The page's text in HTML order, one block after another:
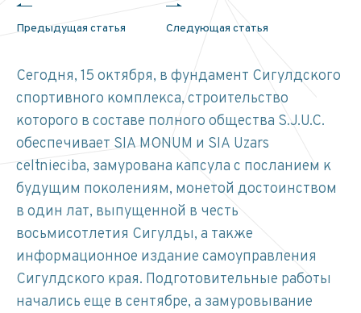
Предыдущая статья Следующая статья
Сегодня, 15 октября, в фундамент Сигулдского
спортивного комплекса, строительство
которого в составе полного общества S.J.U.C.
обеспечивает SIA MONUM и SIA Uzars
celtnieciba, замурована капсула с посланием к
будущим поколениям, монетой достоинством
в один лат, выпущенной в честь
восьмисотлетия Сигулды, а также
информационное издание самоуправления
Сигулдского края. Подготовительные работы
начались еще в сентябре, а замуровывание